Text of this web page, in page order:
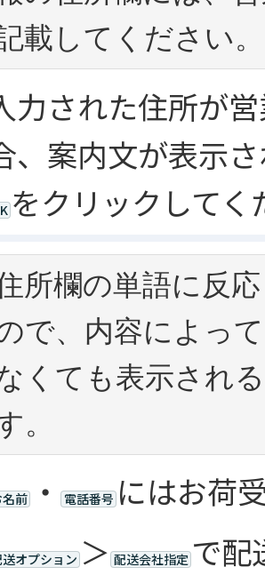
載してください。
力された住所が
、案内文が表示
をクリックしてく
所欄の単語に反
で、内容によっ
くても表示され
。
名前 ・ 電話番号 にはお荷
オプション ＞ 配送会社指定 で配